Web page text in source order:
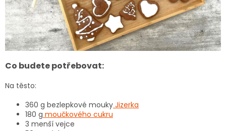
Co budete potřebovat:
Na těsto:
360 g bezlepkové mouky Jizerka
180 g moučkového cukru
3 menší vejce